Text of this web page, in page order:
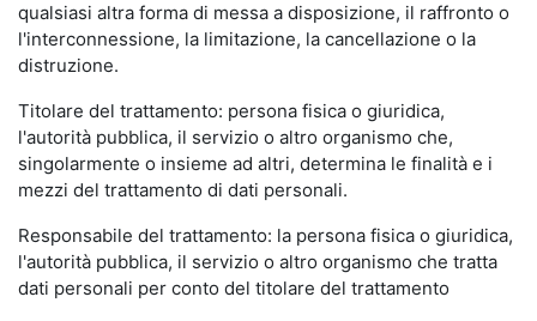
qualsiasi altra forma di messa a disposizione, il raffronto o
l'interconnessione, la limitazione, la cancellazione o la
distruzione.
Titolare del trattamento: persona fisica o giuridica,
l'autorità pubblica, il servizio o altro organismo che,
singolarmente o insieme ad altri, determina le finalità e i
mezzi del trattamento di dati personali.
Responsabile del trattamento: la persona fisica o giuridica,
l'autorità pubblica, il servizio o altro organismo che tratta
dati personali per conto del titolare del trattamento